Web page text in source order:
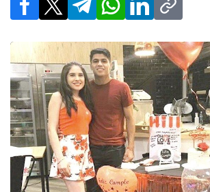
Facebook
X TelegramWhatsApp
LinkedInCopy link